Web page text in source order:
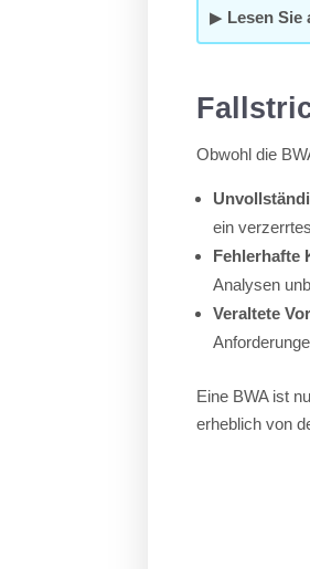
▶ Lesen Sie
Obwohl die
ein
Fehlerhafte
Analysen
Veraltete
Eine BWA ist
erheblich von